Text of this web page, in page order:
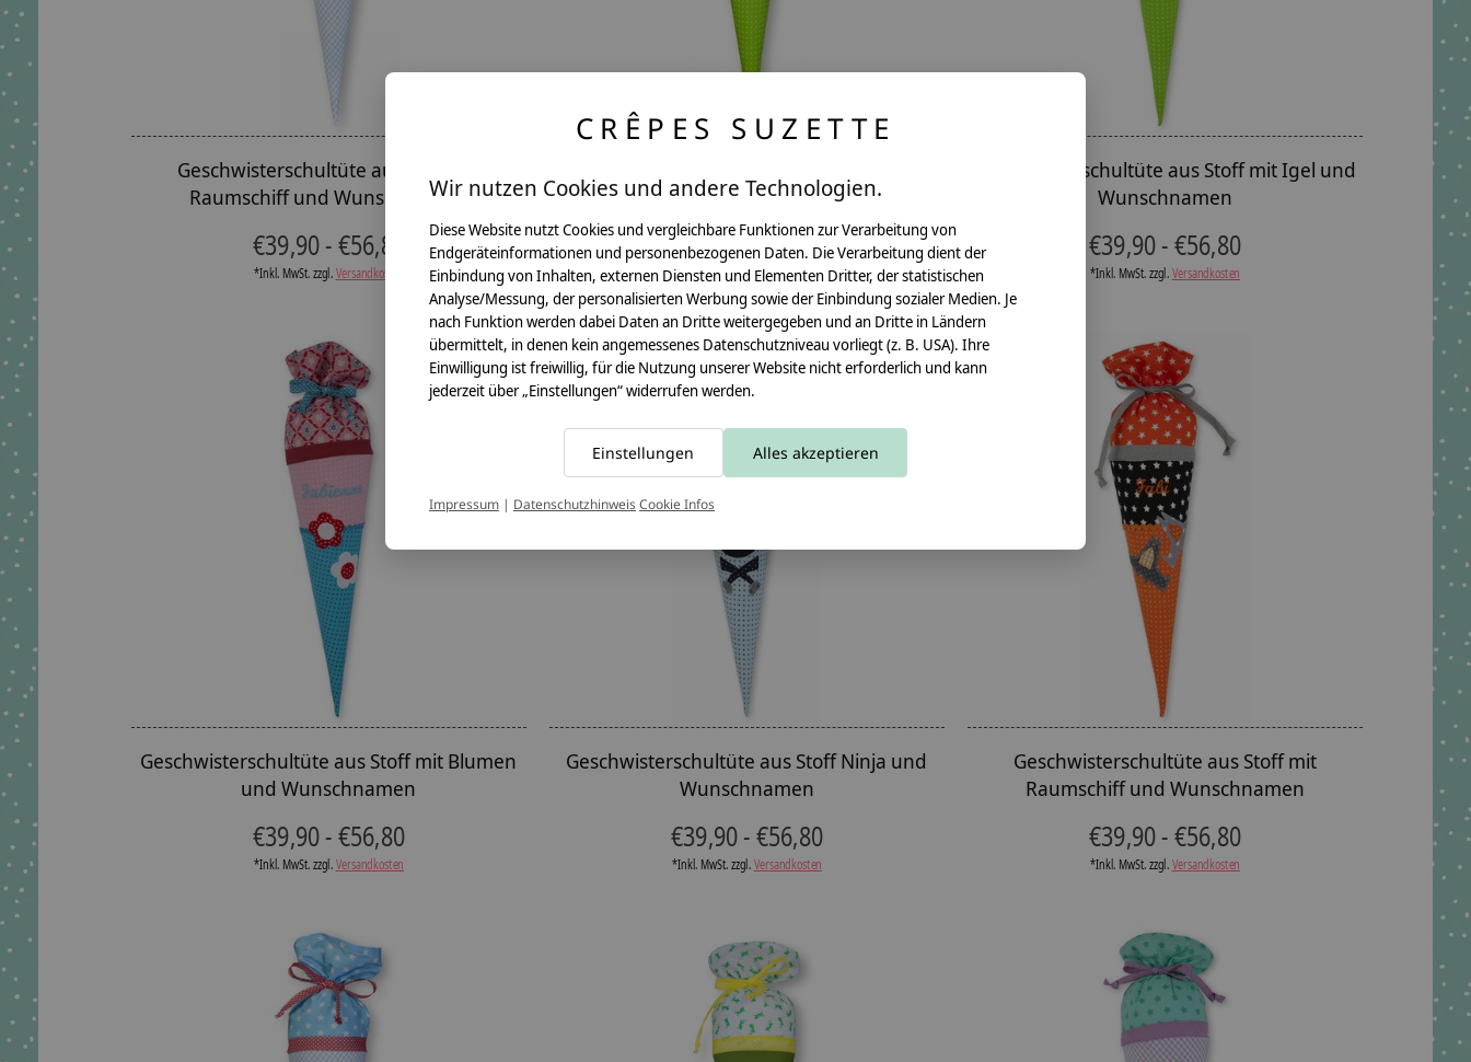
Geschwisterschultüte aus Stoff mit
Raumschiff und Wunschnamen
€39,90 - €56,80
*Inkl. MwSt. zzgl.Versandkosten
Wunschnamen
€39,90 - €56,80
*Inkl. MwSt. zzgl. Versandkosten
Geschwisterschultüte aus Stoff mit Igel und
Wunschnamen
€39,90 - €56,80
*Inkl. MwSt. zzgl.Versandkosten
Geschwisterschultüte aus Stoff mit Blumen
und Wunschnamen
€39,90 - €56,80
*Inkl. MwSt. zzgl.Versandkosten
Geschwisterschultüte aus Stoff Ninja und
Wunschnamen
€39,90 - €56,80
*Inkl. MwSt. zzgl.Versandkosten
Geschwisterschultüte aus Stoff mit
Raumschiff und Wunschnamen
€39,90 - €56,80
*Inkl. MwSt. zzgl.Versandkosten
CRÊPES SUZETTE
Wir nutzen Cookies und andere Technologien.
Diese Website nutzt Cookies und vergleichbare Funktionen zur Verarbeitung von
Endgeräteinformationen und personenbezogenen Daten. Die Verarbeitung dient der
Einbindung von Inhalten, externen Diensten und Elementen Dritter, der statistischen
Analyse/Messung, der personalisierten Werbung sowie der Einbindung sozialer Medien. Je
nach Funktion werden dabei Daten an Dritte weitergegeben und an Dritte in Ländern
übermittelt, in denen kein angemessenes Datenschutzniveau vorliegt (z. B. USA). Ihre
Einwilligung ist freiwillig, für die Nutzung unserer Website nicht erforderlich und kann
jederzeit über „Einstellungen“ widerrufen werden.
Einstellungen Alles akzeptieren
Impressum | DatenschutzhinweisCookie Infos